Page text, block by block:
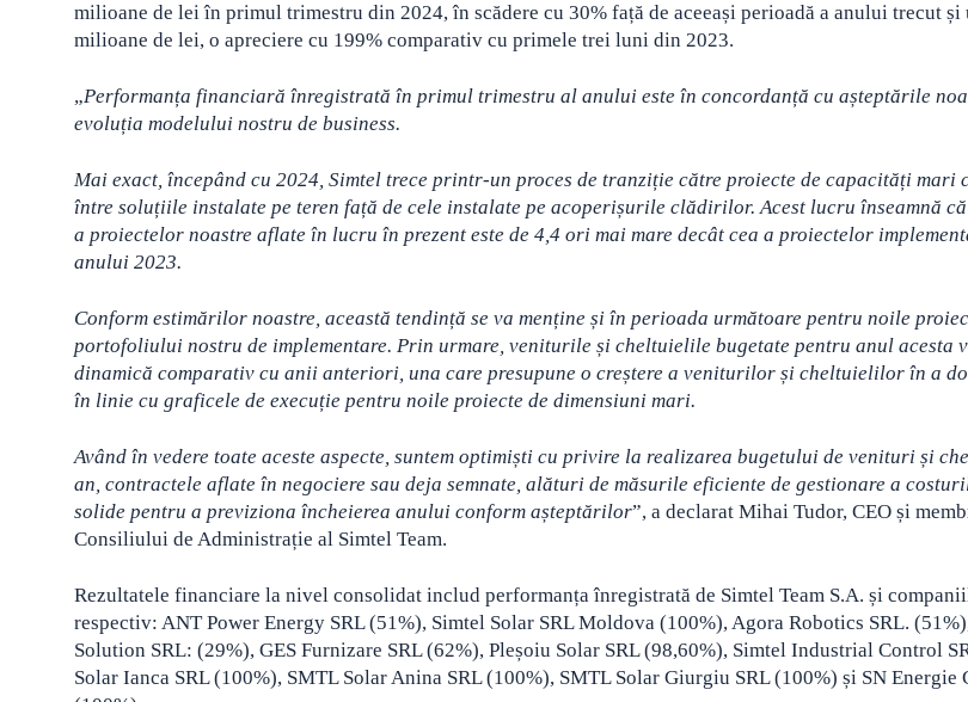
milioane de lei în primul trimestru din 2024, în scădere cu 30% față de aceeași perioadă a anului trecut
milioane de lei, o apreciere cu 199% comparativ cu primele trei luni din 2023.
„Performanța financiară înregistrată în primul trimestru al anului este în concordanță cu așteptările
evoluția modelului nostru de business.
Mai exact, începând cu 2024, Simtel trece printr-un proces de tranziție către proiecte de capacități mari
între soluțiile instalate pe teren față de cele instalate pe acoperișurile clădirilor. Acest lucru înseamnă că
a proiectelor noastre aflate în lucru în prezent este de 4,4 ori mai mare decât cea a proiectelor
anului 2023.
Conform estimărilor noastre, această tendință se va menține și în perioada următoare pentru noile
portofoliului nostru de implementare. Prin urmare, veniturile și cheltuielile bugetate pentru anul acesta
dinamică comparativ cu anii anteriori, una care presupune o creștere a veniturilor și cheltuielilor în a
în linie cu graficele de execuție pentru noile proiecte de dimensiuni mari.
Având în vedere toate aceste aspecte, suntem optimiști cu privire la realizarea bugetului de venituri și
an, contractele aflate în negociere sau deja semnate, alături de măsurile eficiente de gestionare a
solide pentru a previziona încheierea anului conform așteptărilor”, a declarat Mihai Tudor, CEO și
Consiliului de Administrație al Simtel Team.
Rezultatele financiare la nivel consolidat includ performanța înregistrată de Simtel Team S.A. și
respectiv: ANT Power Energy SRL (51%), Simtel Solar SRL Moldova (100%), Agora Robotics SRL.
Solution SRL: (29%), GES Furnizare SRL (62%), Pleșoiu Solar SRL (98,60%), Simtel Industrial Control
Solar Ianca SRL (100%), SMTL Solar Anina SRL (100%), SMTL Solar Giurgiu SRL (100%) și SN Energie